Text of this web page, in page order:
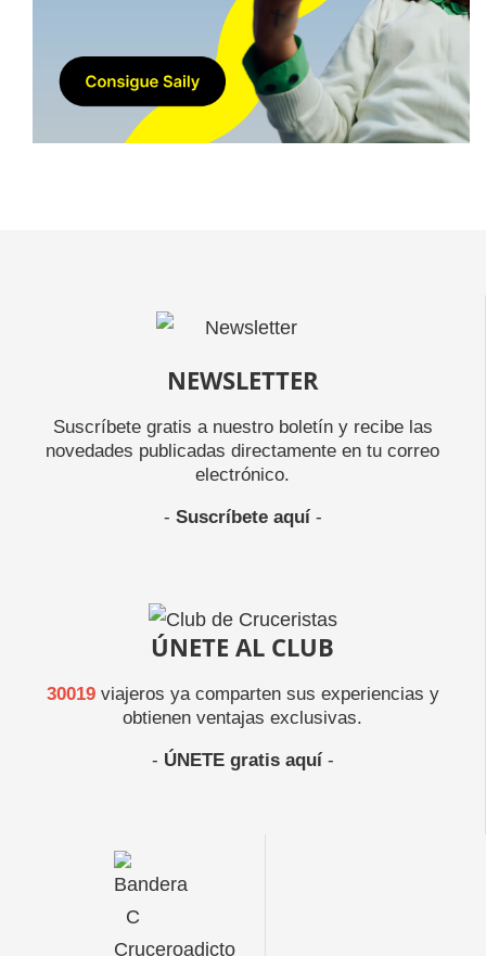
NEWSLETTER
Suscríbete gratis a nuestro boletín y recibe las
novedades publicadas directamente en tu correo
electrónico.
- Suscríbete aquí-
ÚNETE AL CLUB
30019viajeros ya comparten sus experiencias y
obtienen ventajas exclusivas.
- ÚNETE gratis aquí-